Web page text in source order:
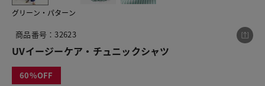
グリーン・パターン
商品番号：32623
UVイージーケア・チュニックシャツ
60
この商品をシェアする